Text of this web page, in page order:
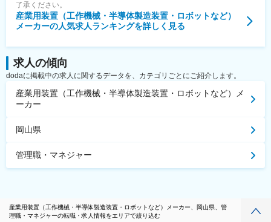
了承ください。
産業用装置（工作機械・半導体製造装置・ロボットなど）
メーカーの人気求人ランキングを詳しく見る
求人の傾向
dodaに掲載中の求人に関するデータを、カテゴリごとにご紹介します。
産業用装置（工作機械・半導体製造装置・ロボットなど）メ
ーカー
岡山県
管理職・マネジャー
産業用装置（工作機械・半導体製造装置・ロボットなど）メーカー、岡山県、管
理職・マネジャーの転職・求人情報をエリアで絞り込む